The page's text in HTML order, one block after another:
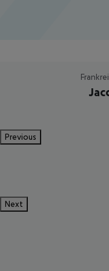
Previous
Next